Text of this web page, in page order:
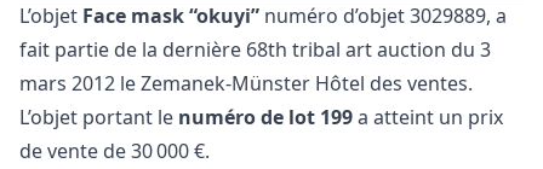
L’objet Face mask “okuyi” numéro d’objet 3029889, a
fait partie de la dernière 68th tribal art auction du 3
mars 2012 le Zemanek-Münster Hôtel des ventes.
L’objet portant le numéro de lot 199a atteint un prix
de vente de 30 000 €.